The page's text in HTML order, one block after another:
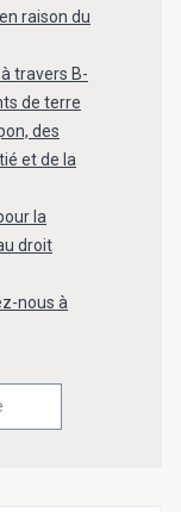
raison du
travers B-
de terre
des
et de la
la
droit
nous à